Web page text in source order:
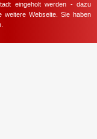
eingeholt werden - dazu
weitere Webseite. Sie haben